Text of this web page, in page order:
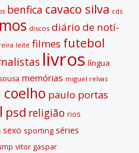
benfica cavaco silva cds
discos diário de notí­
leite filmes futebol
livros lí­ngua
memórias miguel relvas
coelho paulo portas
psd religião rios
sexo sporting séries
vitor gaspar